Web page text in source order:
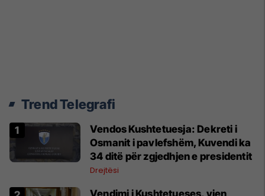
Trend Telegrafi
Vendos Kushtetuesja: Dekreti i
Osmanit i pavlefshëm, Kuvendi ka
34 ditë për zgjedhjen e presidentit
Drejtësi
Vendimi i Kushtetueses, vjen